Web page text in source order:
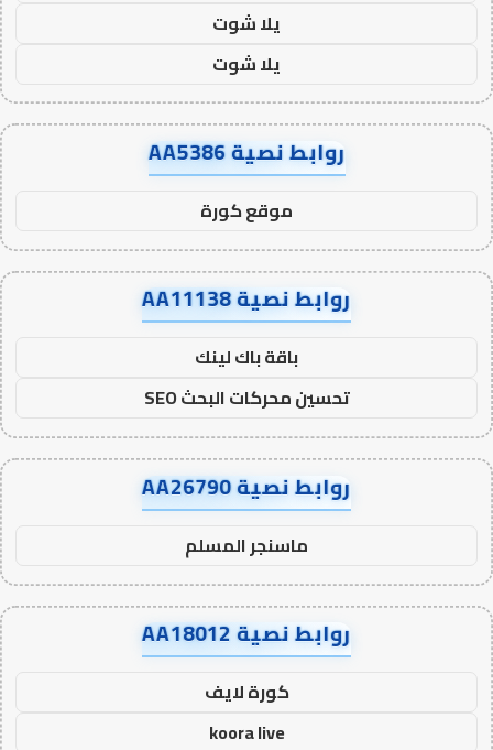
يلا شوت
يلا شوت
روابط نصية AA5386
موقع كورة
روابط نصية AA11138
باقة باك لينك
تحسين محركات البحث SEO
روابط نصية AA26790
ماسنجر المسلم
روابط نصية AA18012
كورة لايف
koora live